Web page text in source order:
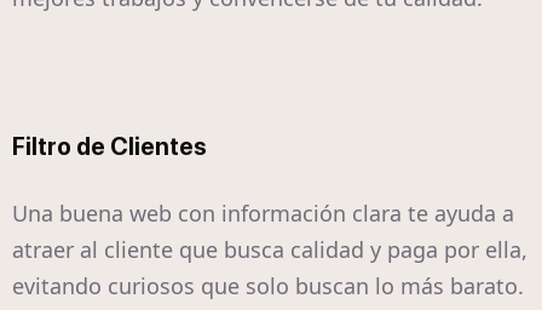
Filtro de Clientes
Una buena web con información clara te ayuda a
atraer al cliente que busca calidad y paga por ella,
evitando curiosos que solo buscan lo más barato.